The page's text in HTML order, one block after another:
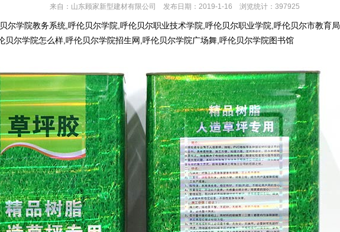
来自：山东顾家新型建材有限公司 发布日期：2019-1-16 浏览统计：397925
尔学院教务系统,呼伦贝尔学院,呼伦贝尔职业技术学院,呼伦贝尔职业学院,呼伦贝尔市教育局,
贝尔学院怎么样,呼伦贝尔学院招生网,呼伦贝尔学院广场舞,呼伦贝尔学院图书馆